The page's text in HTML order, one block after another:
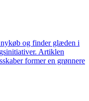
nykøb og finder glæden i
Artiklen
former en grønnere